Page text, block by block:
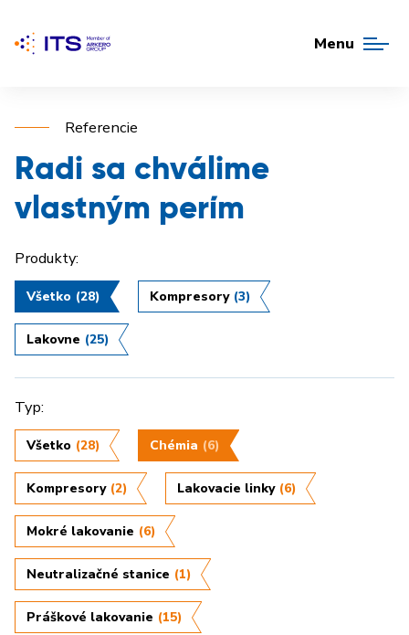
Menu
Referencie
Radi sa chválime
vlastným perím
Produkty:
Všetko (28) Kompresory (3)
Lakovne (25)
Typ:
Všetko (28) Chémia (6)
Kompresory (2) Lakovacie linky (6)
Mokré lakovanie (6)
Neutralizačné stanice (1)
Práškové lakovanie (15)